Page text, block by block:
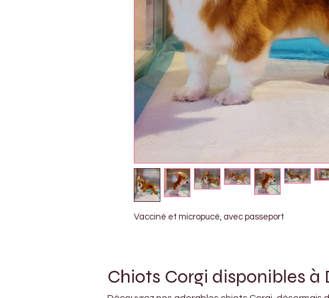
Vacciné et micropucé, avec passeport
Chiots Corgi disponibles